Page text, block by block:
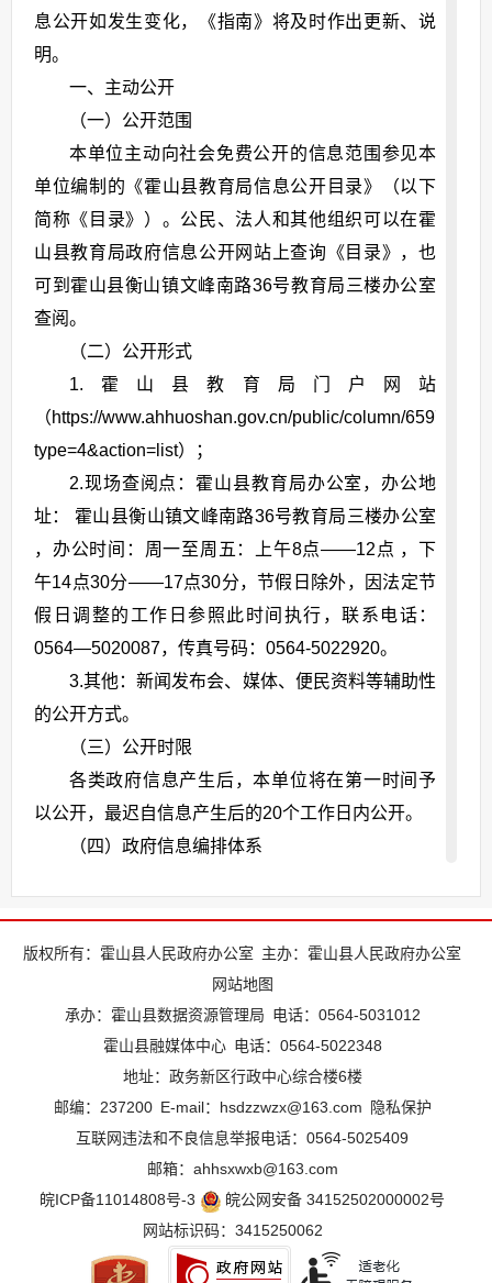
息公开如发生变化，《指南》将及时作出更新、说
明。
一、主动公开
（一）公开范围
本单位主动向社会免费公开的信息范围参见本
单位编制的《霍山县教育局信息公开目录》（以下
简称《目录》）。公民、法人和其他组织可以在霍
山县教育局政府信息公开网站上查询《目录》，也
可到霍山县衡山镇文峰南路36号教育局三楼办公室
查阅。
（二）公开形式
1.霍山县教育局门户网站
（https://www.ahhuoshan.gov.cn/public/column/6597371?
type=4&action=list）；
2.现场查阅点：霍山县教育局办公室，办公地
址： 霍山县衡山镇文峰南路36号教育局三楼办公室
，办公时间：周一至周五：上午8点——12点 ，下
午14点30分——17点30分，节假日除外，因法定节
假日调整的工作日参照此时间执行，联系电话：
0564—5020087，传真号码：0564-5022920。
3.其他：新闻发布会、媒体、便民资料等辅助性
的公开方式。
（三）公开时限
各类政府信息产生后，本单位将在第一时间予
以公开，最迟自信息产生后的20个工作日内公开。
（四）政府信息编排体系
组
分
类
发
机
构
主
分
类
名
称
信
息
来
源
号
发
日
期
1.索引号：索引号是为方便信息索取所编排的信
2.组配分类：根据目录分类进行选择。
3.发布机构：信息为一个机构产生时，该机构为
发布机构。信息为几个机构联合产生时，文件类以
谁编制文号，则该机构为发布机构；非文件类以谁
版权所有：霍山县人民政府办公室 主办：霍山县人民政府办公室
网站地图
承办：霍山县数据资源管理局 电话：0564-5031012
霍山县融媒体中心 电话：0564-5022348
地址：政务新区行政中心综合楼6楼
邮编：237200 E-mail：hsdzzwzx@163.com
隐私保护
互联网违法和不良信息举报电话：0564-5025409
邮箱：ahhsxwxb@163.com
皖ICP备11014808号-3
皖公网安备 34152502000002号
网站标识码：3415250062